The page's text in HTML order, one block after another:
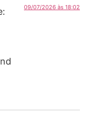
09/07/2026 às 18:02